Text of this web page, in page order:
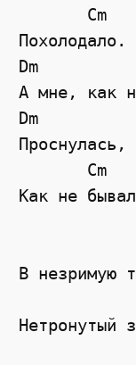
       Cm
Похолодало.
Dm
А мне, как
Dm
Проснулась,
       Cm
Как не
В незримую
Нетронутый